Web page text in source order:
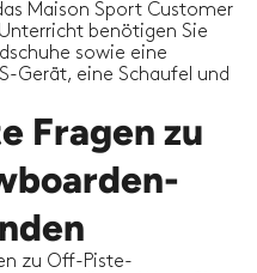
Maison Sport Customer
benötigen Sie
sowie eine
Gerät, eine Schaufel und
Fragen zu
zu Off-Piste-